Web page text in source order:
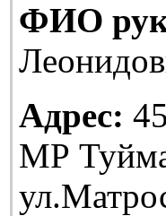
ФИО
Адрес:
МР